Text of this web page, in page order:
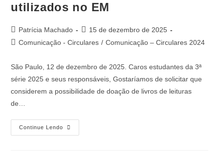
utilizados no EM
Patrícia Machado
15 de dezembro de 2025
Comunicação - Circulares / Comunicação – Circulares 2024
São Paulo, 12 de dezembro de 2025. Caros estudantes da 3ª
série 2025 e seus responsáveis, Gostaríamos de solicitar que
considerem a possibilidade de doação de livros de leituras
de…
Continue Lendo